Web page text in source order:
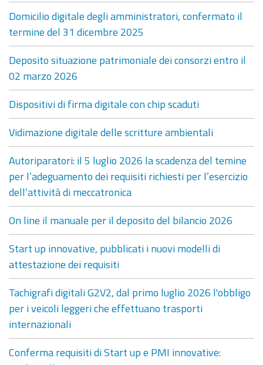
Domicilio digitale degli amministratori, confermato il
termine del 31 dicembre 2025
Deposito situazione patrimoniale dei consorzi entro il
02 marzo 2026
Dispositivi di firma digitale con chip scaduti
Vidimazione digitale delle scritture ambientali
Autoriparatori: il 5 luglio 2026 la scadenza del temine
per l’adeguamento dei requisiti richiesti per l’esercizio
dell’attività di meccatronica
On line il manuale per il deposito del bilancio 2026
Start up innovative, pubblicati i nuovi modelli di
attestazione dei requisiti
Tachigrafi digitali G2V2, dal primo luglio 2026 l'obbligo
per i veicoli leggeri che effettuano trasporti
internazionali
Conferma requisiti di Start up e PMI innovative: